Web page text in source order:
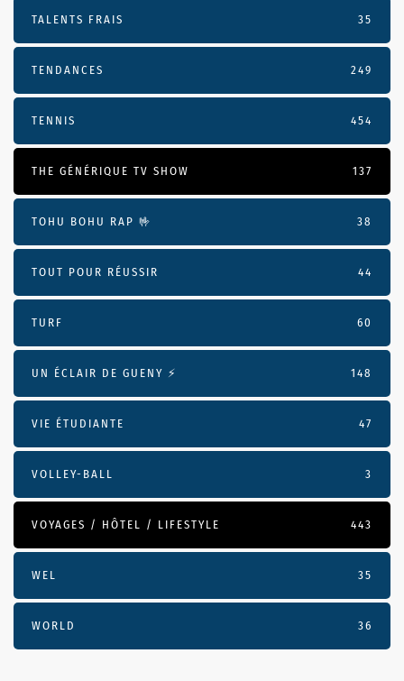
TALENTS FRAIS 35
TENDANCES 249
TENNIS 454
THE GÉNÉRIQUE TV SHOW 137
TOHU BOHU RAP 🤟 38
TOUT POUR RÉUSSIR 44
TURF 60
UN ÉCLAIR DE GUENY ⚡️ 148
VIE ÉTUDIANTE 47
VOLLEY-BALL 3
VOYAGES / HÔTEL / LIFESTYLE 443
WEL 35
WORLD 36